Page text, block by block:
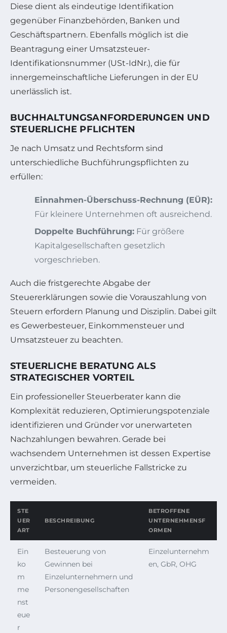
Diese dient als eindeutige Identifikation
gegenüber Finanzbehörden, Banken und
Geschäftspartnern. Ebenfalls möglich ist die
Beantragung einer Umsatzsteuer-
Identifikationsnummer (USt-IdNr.), die für
innergemeinschaftliche Lieferungen in der EU
unerlässlich ist.
BUCHHALTUNGSANFORDERUNGEN UND
STEUERLICHE PFLICHTEN
Je nach Umsatz und Rechtsform sind
unterschiedliche Buchführungspflichten zu
erfüllen:
Einnahmen-Überschuss-Rechnung (EÜR):
Für kleinere Unternehmen oft ausreichend.
Doppelte Buchführung: Für größere
Kapitalgesellschaften gesetzlich
vorgeschrieben.
Auch die fristgerechte Abgabe der
Steuererklärungen sowie die Vorauszahlung von
Steuern erfordern Planung und Disziplin. Dabei gilt
es Gewerbesteuer, Einkommensteuer und
Umsatzsteuer zu beachten.
STEUERLICHE BERATUNG ALS
STRATEGISCHER VORTEIL
Ein professioneller Steuerberater kann die
Komplexität reduzieren, Optimierungspotenziale
identifizieren und Gründer vor unerwarteten
Nachzahlungen bewahren. Gerade bei
wachsendem Unternehmen ist dessen Expertise
unverzichtbar, um steuerliche Fallstricke zu
vermeiden.
STE
UER
ART
BESCHREIBUNG
BETROFFENE
UNTERNEHMENSF
ORMEN
Ein
ko
m
me
nst
eue
r
Besteuerung von
Gewinnen bei
Einzelunternehmern und
Personengesellschaften
Einzelunternehm
en, GbR, OHG